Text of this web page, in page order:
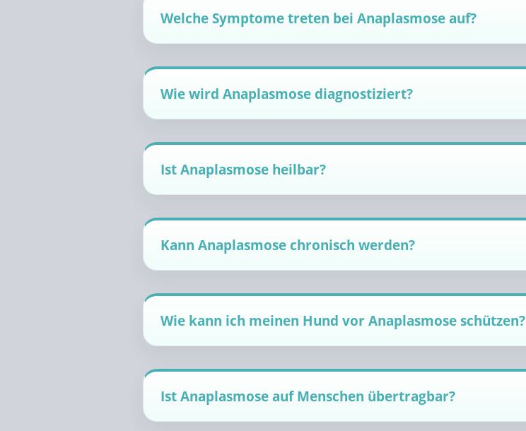
Welche Symptome treten bei Anaplasmose auf?
Wie wird Anaplasmose diagnostiziert?
Ist Anaplasmose heilbar?
Kann Anaplasmose chronisch werden?
Wie kann ich meinen Hund vor Anaplasmose schützen?
Ist Anaplasmose auf Menschen übertragbar?